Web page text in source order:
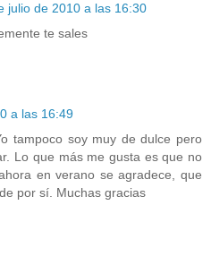
julio de 2010 a las 16:30
te sales
a las 16:49
tampoco soy muy de dulce pero
Lo que más me gusta es que no
en verano se agradece, que
por sí. Muchas gracias